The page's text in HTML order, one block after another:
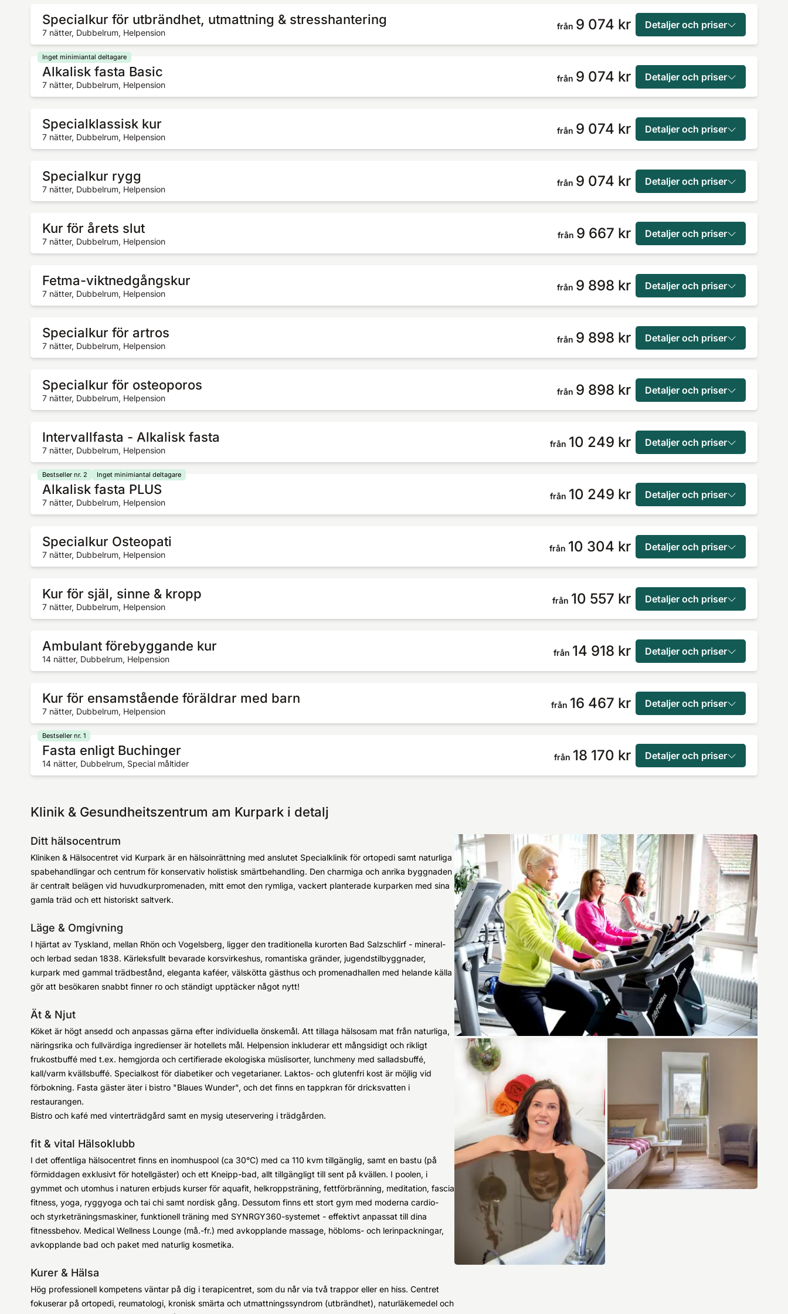
Specialkur för utbrändhet, utmattning & stresshantering
7 nätter, Dubbelrum, Helpension
från 9 074 kr Detaljer och priser
Alkalisk fasta Basic
7 nätter, Dubbelrum, Helpension
från 9 074 kr Detaljer och priser
Inget minimiantal deltagare
Specialklassisk kur
7 nätter, Dubbelrum, Helpension
från 9 074 kr Detaljer och priser
Specialkur rygg
7 nätter, Dubbelrum, Helpension
från 9 074 kr Detaljer och priser
Kur för årets slut
7 nätter, Dubbelrum, Helpension
från 9 667 kr Detaljer och priser
Fetma-viktnedgångskur
7 nätter, Dubbelrum, Helpension
från 9 898 kr Detaljer och priser
Specialkur för artros
7 nätter, Dubbelrum, Helpension
från 9 898 kr Detaljer och priser
Specialkur för osteoporos
7 nätter, Dubbelrum, Helpension
från 9 898 kr Detaljer och priser
Intervallfasta - Alkalisk fasta
7 nätter, Dubbelrum, Helpension
från 10 249 kr Detaljer och priser
Alkalisk fasta PLUS
7 nätter, Dubbelrum, Helpension
från 10 249 kr Detaljer och priser
Bestseller nr. 2 Inget minimiantal deltagare
Specialkur Osteopati
7 nätter, Dubbelrum, Helpension
från 10 304 kr Detaljer och priser
Kur för själ, sinne & kropp
7 nätter, Dubbelrum, Helpension
från 10 557 kr Detaljer och priser
Ambulant förebyggande kur
14 nätter, Dubbelrum, Helpension
från 14 918 kr Detaljer och priser
Kur för ensamstående föräldrar med barn
7 nätter, Dubbelrum, Helpension
från 16 467 kr Detaljer och priser
Fasta enligt Buchinger
14 nätter, Dubbelrum, Special måltider
från 18 170 kr Detaljer och priser
Bestseller nr. 1
Klinik & Gesundheitszentrum am Kurpark i detalj
Ditt hälsocentrum
Kliniken & Hälsocentret vid Kurpark är en hälsoinrättning med anslutet Specialklinik för ortopedi samt naturliga
spabehandlingar och centrum för konservativ holistisk smärtbehandling. Den charmiga och anrika byggnaden
är centralt belägen vid huvudkurpromenaden, mitt emot den rymliga, vackert planterade kurparken med sina
gamla träd och ett historiskt saltverk.
Läge & Omgivning
I hjärtat av Tyskland, mellan Rhön och Vogelsberg, ligger den traditionella kurorten Bad Salzschlirf - mineral-
och lerbad sedan 1838. Kärleksfullt bevarade korsvirkeshus, romantiska gränder, jugendstilbyggnader,
kurpark med gammal trädbestånd, eleganta kaféer, välskötta gästhus och promenadhallen med helande källa
gör att besökaren snabbt finner ro och ständigt upptäcker något nytt!
Ät & Njut
Köket är högt ansedd och anpassas gärna efter individuella önskemål. Att tillaga hälsosam mat från naturliga,
näringsrika och fullvärdiga ingredienser är hotellets mål. Helpension inkluderar ett mångsidigt och rikligt
frukostbuffé med t.ex. hemgjorda och certifierade ekologiska müslisorter, lunchmeny med salladsbuffé,
kall/varm kvällsbuffé. Specialkost för diabetiker och vegetarianer. Laktos- och glutenfri kost är möjlig vid
förbokning. Fasta gäster äter i bistro "Blaues Wunder", och det finns en tappkran för dricksvatten i
restaurangen.
Bistro och kafé med vinterträdgård samt en mysig uteservering i trädgården.
fit & vital Hälsoklubb
I det offentliga hälsocentret finns en inomhuspool (ca 30°C) med ca 110 kvm tillgänglig, samt en bastu (på
förmiddagen exklusivt för hotellgäster) och ett Kneipp-bad, allt tillgängligt till sent på kvällen. I poolen, i
gymmet och utomhus i naturen erbjuds kurser för aquafit, helkroppsträning, fettförbränning, meditation, fascia
fitness, yoga, ryggyoga och tai chi samt nordisk gång. Dessutom finns ett stort gym med moderna cardio-
och styrketräningsmaskiner, funktionell träning med SYNRGY360-systemet - effektivt anpassat till dina
fitnessbehov. Medical Wellness Lounge (må.-fr.) med avkopplande massage, höbloms- och lerinpackningar,
avkopplande bad och paket med naturlig kosmetika.
Kurer & Hälsa
Hög professionell kompetens väntar på dig i terapicentret, som du når via två trappor eller en hiss. Centret
fokuserar på ortopedi, reumatologi, kronisk smärta och utmattningssyndrom (utbrändhet), naturläkemedel och